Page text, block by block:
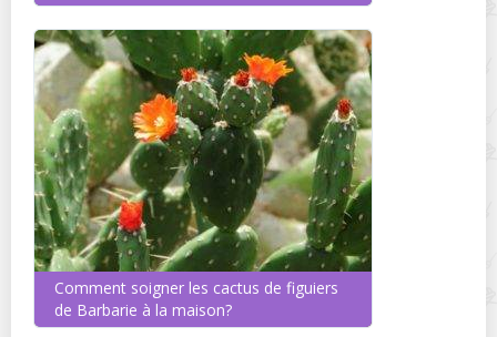
Comment soigner les cactus de figuiers
de Barbarie à la maison?